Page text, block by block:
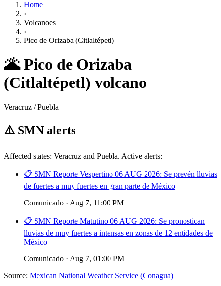
Home
›
Volcanoes
›
Pico de Orizaba (Citlaltépetl)
🌋Pico de Orizaba
(Citlaltépetl) volcano
Veracruz / Puebla
⚠️ SMN alerts
Affected states: Veracruz and Puebla. Active alerts:
📋 SMN Reporte Vespertino 06 AUG 2026: Se prevén lluvias
de fuertes a muy fuertes en gran parte de México
Comunicado · Aug 7, 11:00 PM
📋 SMN Reporte Matutino 06 AUG 2026: Se pronostican
lluvias de muy fuertes a intensas en zonas de 12 entidades de
México
Comunicado · Aug 7, 01:00 PM
Source: Mexican National Weather Service (Conagua)